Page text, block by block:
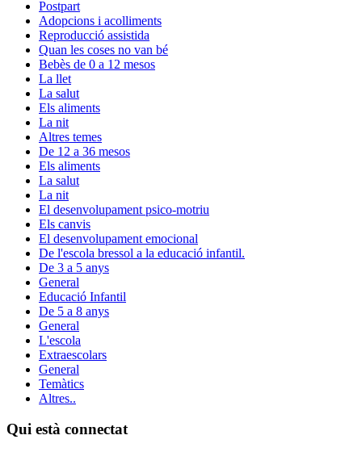
Postpart
Adopcions i acolliments
Reproducció assistida
Quan les coses no van bé
Bebès de 0 a 12 mesos
La llet
La salut
Els aliments
La nit
Altres temes
De 12 a 36 mesos
Els aliments
La salut
La nit
El desenvolupament psico-motriu
Els canvis
El desenvolupament emocional
De l'escola bressol a la educació infantil.
De 3 a 5 anys
General
Educació Infantil
De 5 a 8 anys
General
L'escola
Extraescolars
General
Temàtics
Altres..
Qui està connectat